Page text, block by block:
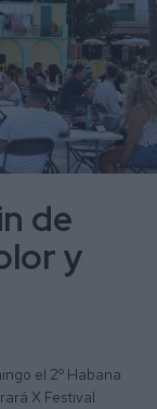
de
y
el 2º Habana
X Festival